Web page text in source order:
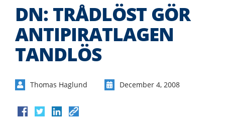
DN: TRÅDLÖST GÖR
ANTIPIRATLAGEN
TANDLÖS
Thomas Haglund December 4, 2008